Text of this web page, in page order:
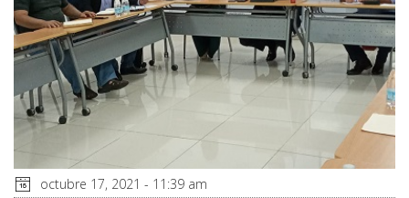
octubre 17, 2021 - 11:39 am